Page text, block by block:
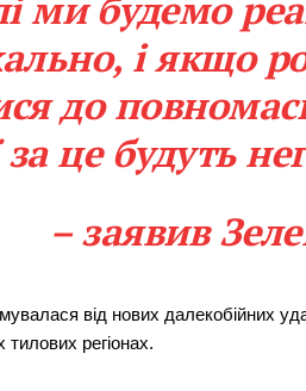
і якщо
до
за це будуть
– заявив
від нових далекобійних
тилових регіонах.